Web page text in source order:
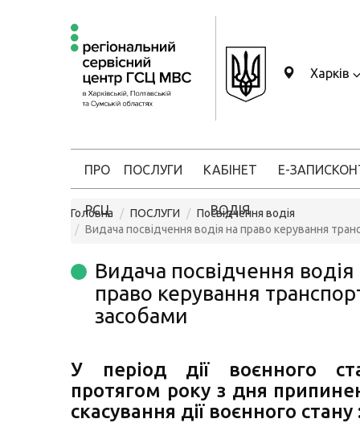
Харків
ПРО
РСЦ
ПОСЛУГИ КАБІНЕТ
ВОДІЯ
Е-ЗАПИС
Головна ПОСЛУГИ
Посвідчення водія
Видача посвідчення водія на право керування
Видача посвідчення водія
право керування
засобами
У період дії воєнного
протягом року з дня
скасування дії воєнного стану